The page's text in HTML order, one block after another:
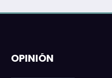
OPINIÓN